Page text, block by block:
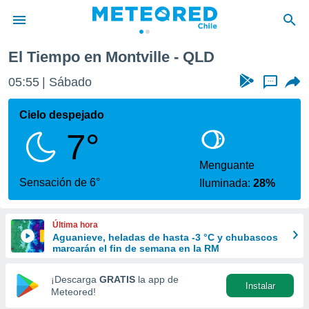
de
por
se
calidad.
a este
las
y
forma
digital
basada
El Tiempo en Montville - QLD
05:55 Sábado ...
Cielo despejado
7°
Sensación de 6°
Menguante
Iluminada:28%
Última hora
Aguanieve, heladas de hasta -3 °C y chubascos
marcarán el fin de semana en la RM
¡Descarga GRATIS la app de
Meteored!
Instalar